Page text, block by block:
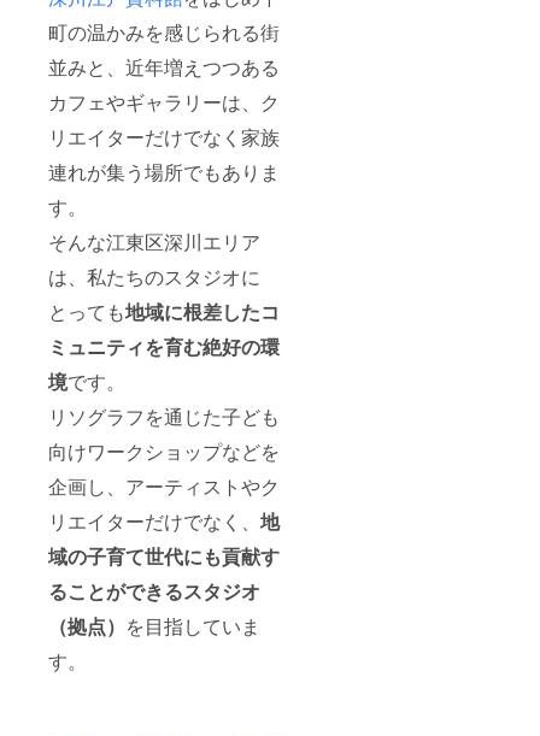
町の温かみを感じられる街
並みと、近年増えつつある
カフェやギャラリーは、ク
リエイターだけでなく家族
連れが集う場所でもありま
す。
そんな江東区深川エリア
は、私たちのスタジオに
とっても地域に根差したコ
ミュニティを育む絶好の環
境です。
リソグラフを通じた子ども
向けワークショップなどを
企画し、アーティストやク
リエイターだけでなく、 地
域の子育て世代にも貢献す
ることができるスタジオ
（拠点） を目指していま
す。